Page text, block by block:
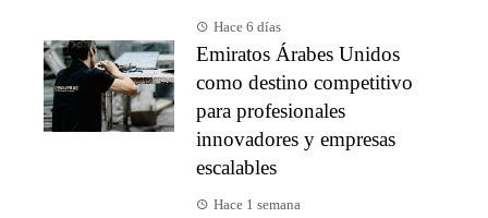
Hace 6 días
Emiratos Árabes Unidos
como destino competitivo
para profesionales
innovadores y empresas
escalables
Hace 1 semana